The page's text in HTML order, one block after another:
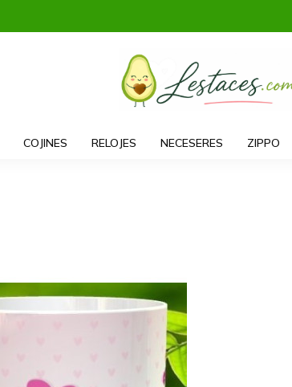
COJINES RELOJES NECESERES ZIPPO